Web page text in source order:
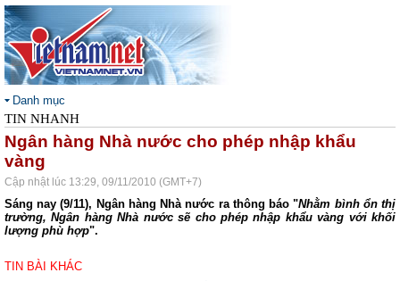
Danh mục
TIN NHANH
Ngân hàng Nhà nước cho phép nhập khẩu
vàng
Cập nhật lúc 13:29, 09/11/2010 (GMT+7)
Sáng nay (9/11), Ngân hàng Nhà nước ra thông báo "Nhằm bình ổn thị
trường, Ngân hàng Nhà nước sẽ cho phép nhập khẩu vàng với khối
lượng phù hợp".
TIN BÀI KHÁC